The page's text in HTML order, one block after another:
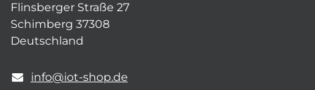
Flinsberger Straße 27
Schimberg 37308
Deutschland
info@iot-shop.de